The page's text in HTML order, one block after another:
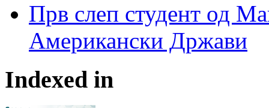
Прв слеп студент од
Американски Држави
Indexed in